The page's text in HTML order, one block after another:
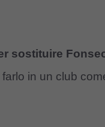
sostituire
in un club